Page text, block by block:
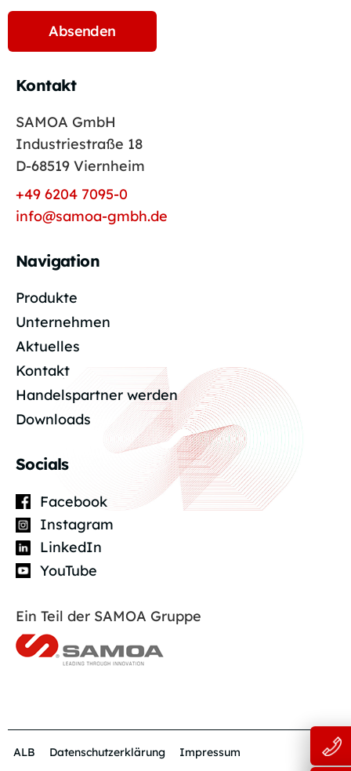
Kontakt
SAMOA GmbH
Industriestraße 18
D-68519 Viernheim
+49 6204 7095-0
info@samoa-gmbh.de
Navigation
Produkte
Unternehmen
Aktuelles
Kontakt
Handelspartner werden
Downloads
Socials
Facebook
Instagram
LinkedIn
YouTube
Ein Teil der SAMOA Gruppe
ALB Datenschutzerklärung Impressum